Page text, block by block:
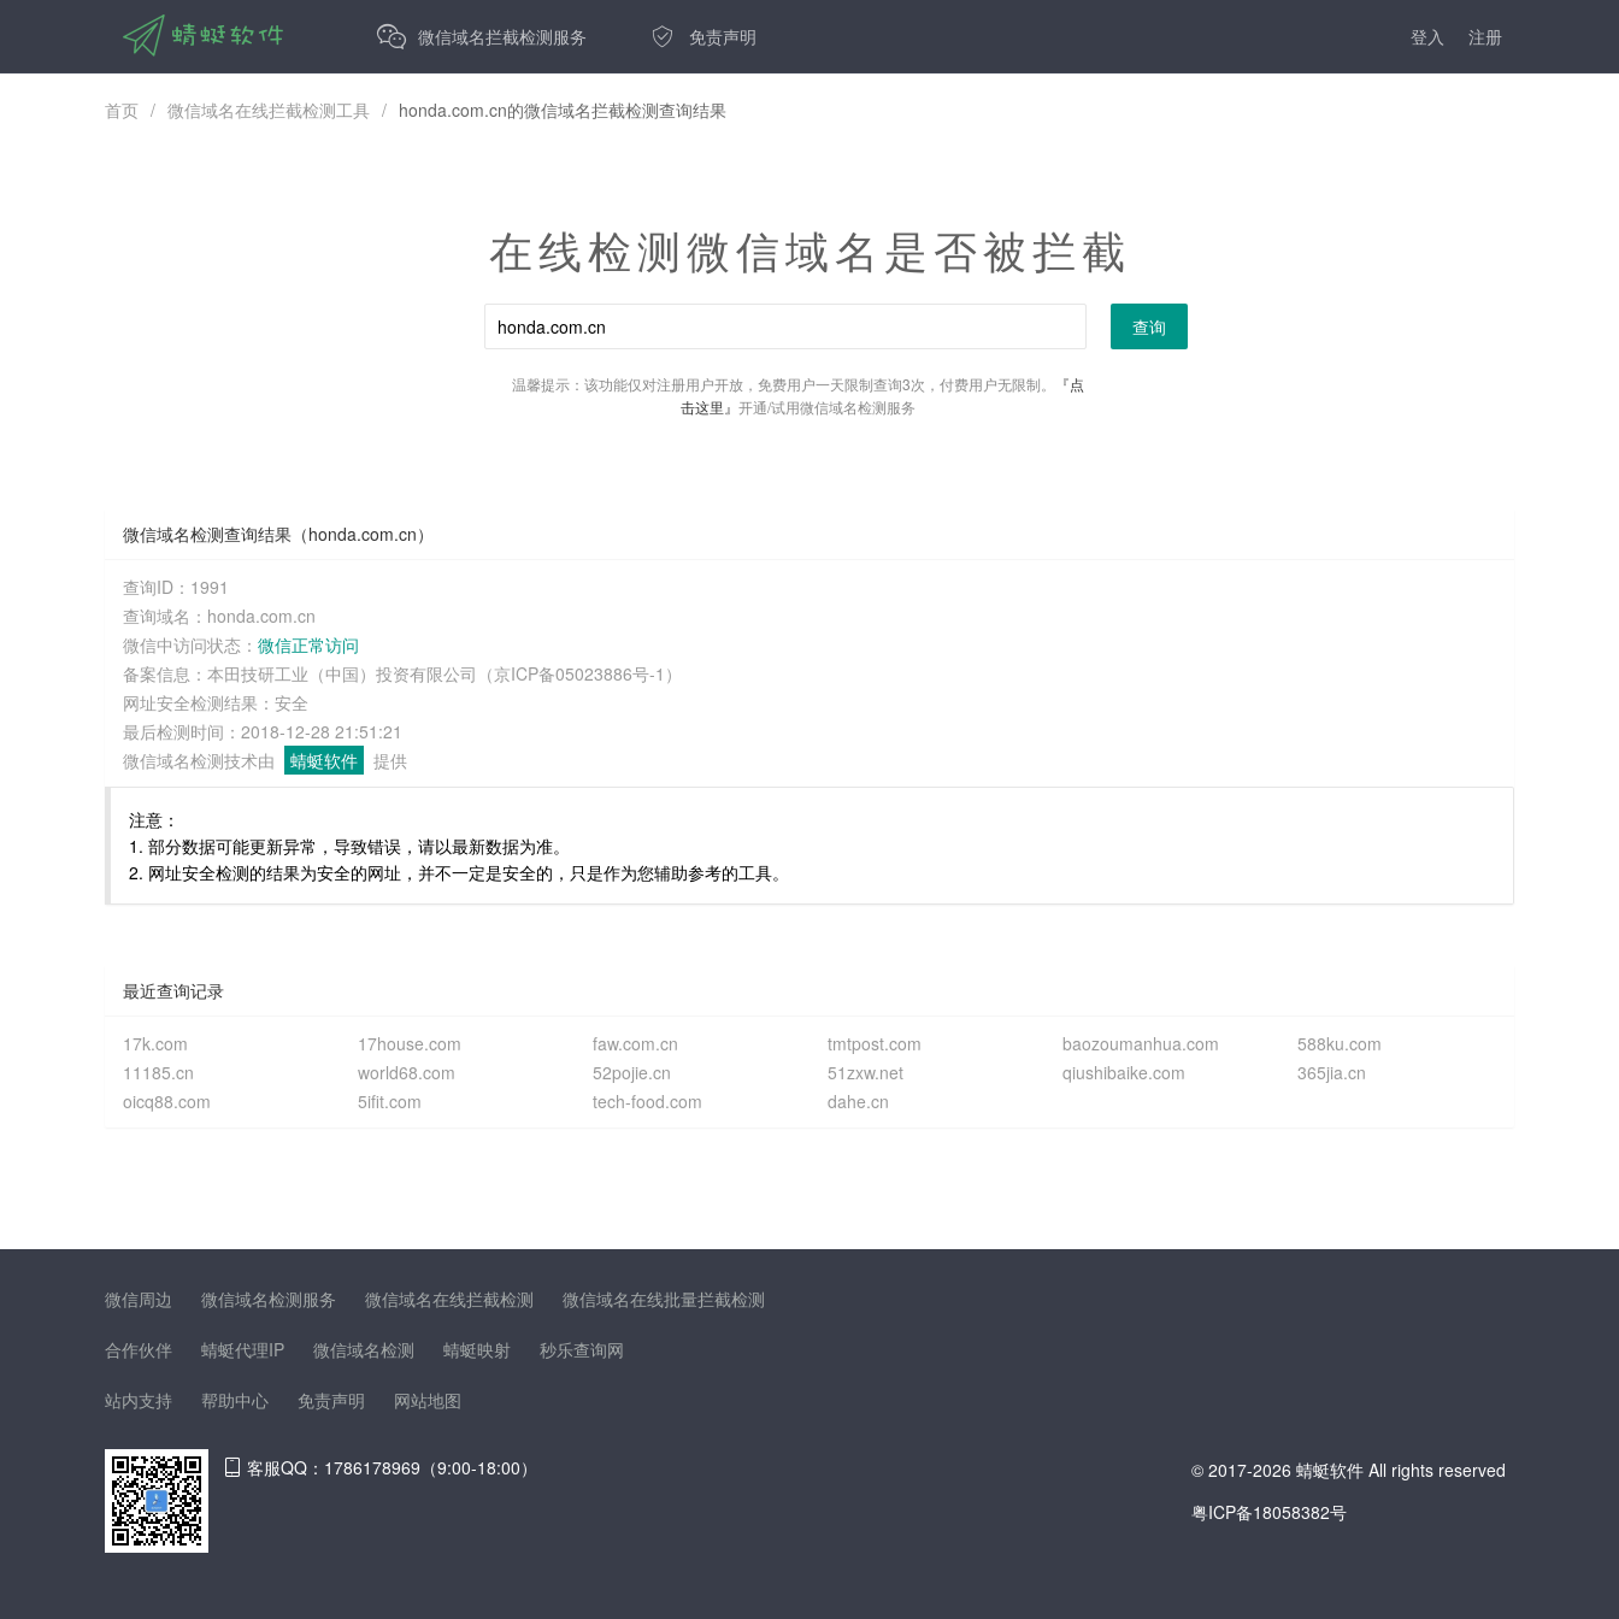
微信域名拦截检测服务 免责声明 登入 注册
首页 / 微信域名在线拦截检测工具 / honda.com.cn的微信域名拦截检测查询结果
在线检测微信域名是否被拦截
查询
温馨提示：该功能仅对注册用户开放，免费用户一天限制查询3次，付费用户无限制。
『点
击这里』 开通/试用微信域名检测服务
微信域名检测查询结果（honda.com.cn）
查询ID：1991
查询域名：honda.com.cn
微信中访问状态： 微信正常访问
备案信息：本田技研工业（中国）投资有限公司（京ICP备05023886号-1）
网址安全检测结果：安全
最后检测时间：2018-12-28 21:51:21
微信域名检测技术由
蜻蜓软件 提供
注意：
1. 部分数据可能更新异常，导致错误，请以最新数据为准。
2. 网址安全检测的结果为安全的网址，并不一定是安全的，只是作为您辅助参考的工具。
最近查询记录
17k.com 17house.com faw.com.cn tmtpost.com baozoumanhua.com
588ku.com
11185.cn
world68.com 52pojie.cn 51zxw.net qiushibaike.com
365jia.cn
oicq88.com
5ifit.com tech-food.com dahe.cn
微信周边 微信域名检测服务 微信域名在线拦截检测 微信域名在线批量拦截检测
合作伙伴 蜻蜓代理IP 微信域名检测 蜻蜓映射 秒乐查询网
站内支持 帮助中心 免责声明 网站地图
客服QQ：1786178969（9:00-18:00）
© 2017-2026 蜻蜓软件 All rights reserved
粤ICP备18058382号